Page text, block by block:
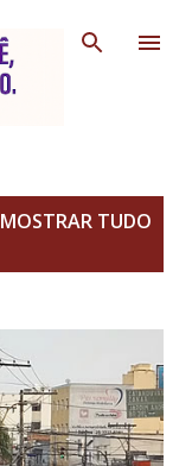
MOSTRAR TUDO